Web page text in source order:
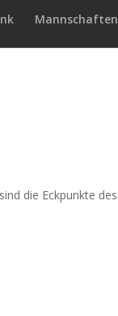
Mannschaften
die Eckpunkte des